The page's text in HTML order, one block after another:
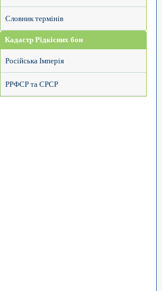
Словник термінів
Кадастр Рідкісних бон
Російська Імперія
РРФСР та СРСР